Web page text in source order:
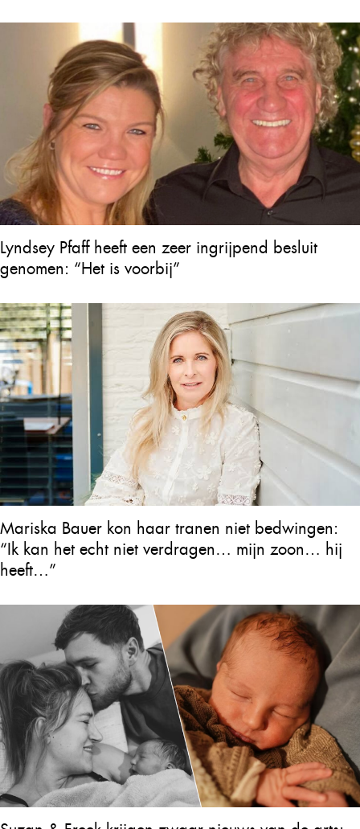
Lyndsey Pfaff heeft een zeer ingrijpend besluit
genomen: “Het is voorbij”
Mariska Bauer kon haar tranen niet bedwingen:
“Ik kan het echt niet verdragen… mijn zoon… hij
heeft…”